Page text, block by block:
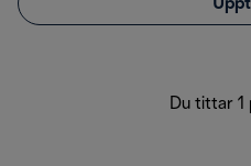
Du tittar 1